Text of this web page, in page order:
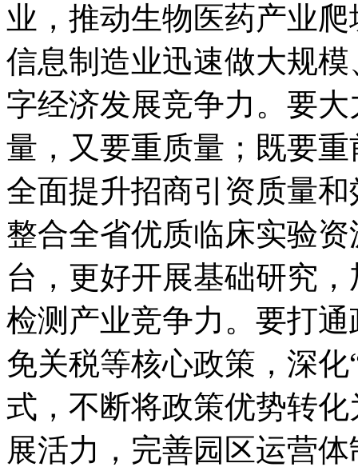
业，推动生物医药产业
信息制造业迅速做大规
字经济发展竞争力。要
量，又要重质量；既要
全面提升招商引资质量
整合全省优质临床实验
台，更好开展基础研究
检测产业竞争力。要打
免关税等核心政策，深
式，不断将政策优势转
展活力，完善园区运营